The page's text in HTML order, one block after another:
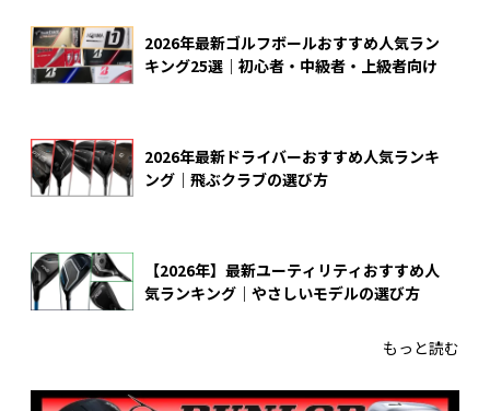
2026年最新ゴルフボールおすすめ人気ラン
キング25選｜初心者・中級者・上級者向け
2026年最新ドライバーおすすめ人気ランキ
ング｜飛ぶクラブの選び方
【2026年】最新ユーティリティおすすめ人
気ランキング｜やさしいモデルの選び方
もっと読む